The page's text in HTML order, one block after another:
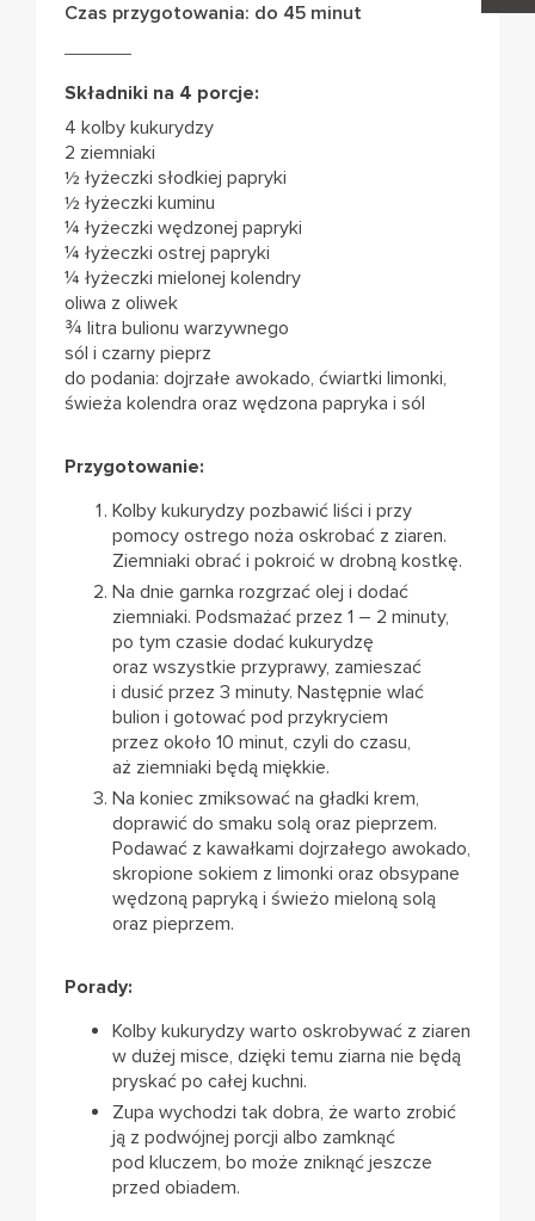
Czas przygotowania: do 45 minut
Składniki na 4 porcje:
4 kolby kukurydzy
2 ziemniaki
½ łyżeczki słodkiej papryki
½ łyżeczki kuminu
¼ łyżeczki wędzonej papryki
¼ łyżeczki ostrej papryki
¼ łyżeczki mielonej kolendry
oliwa z oliwek
¾ litra bulionu warzywnego
sól i czarny pieprz
do podania: dojrzałe awokado, ćwiartki limonki,
świeża kolendra oraz wędzona papryka i sól
Przygotowanie:
Kolby kukurydzy pozbawić liści i przy
pomocy ostrego noża oskrobać z ziaren.
Ziemniaki obrać i pokroić w drobną kostkę.
Na dnie garnka rozgrzać olej i dodać
ziemniaki. Podsmażać przez 1 – 2 minuty,
po tym czasie dodać kukurydzę
oraz wszystkie przyprawy, zamieszać
i dusić przez 3 minuty. Następnie wlać
bulion i gotować pod przykryciem
przez około 10 minut, czyli do czasu,
aż ziemniaki będą miękkie.
Na koniec zmiksować na gładki krem,
doprawić do smaku solą oraz pieprzem.
Podawać z kawałkami dojrzałego awokado,
skropione sokiem z limonki oraz obsypane
wędzoną papryką i świeżo mieloną solą
oraz pieprzem.
Porady:
Kolby kukurydzy warto oskrobywać z ziaren
w dużej misce, dzięki temu ziarna nie będą
pryskać po całej kuchni.
Zupa wychodzi tak dobra, że warto zrobić
ją z podwójnej porcji albo zamknąć
pod kluczem, bo może zniknąć jeszcze
przed obiadem.